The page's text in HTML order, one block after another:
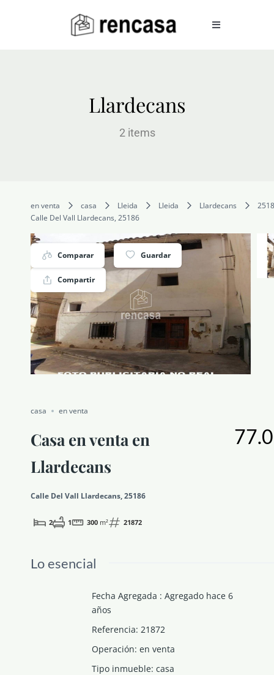
Toggle
SERVICIOS
CONOCENOS
NOTICIAS Y BLOG
CONTACTO
PERFIL
Llardecans
2 items
en venta casa Lleida Lleida Llardecans
Calle Del Vall Llardecans, 25186
Comparar Guardar
Compartir
casa en venta
Casa en venta en
Llardecans
Calle Del Vall Llardecans, 25186
2 1 300 m² 21872
Lo esencial
Fecha Agregada : Agregado hace 6
años
Referencia: 21872
Operación: en venta
Tipo inmueble: casa